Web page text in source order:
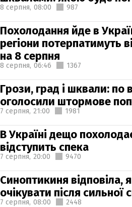
8 серпня, 08:00 987
Похолодання йде в
регіони потерпатимуть
на 8 серпня
8 серпня, 06:46 1367
Грози, град і шквали: по
оголосили штормове
7 серпня, 21:00 1981
В Україні дещо
відступить спека
7 серпня, 20:00 9470
Синоптикиня відповіла,
очікувати після сильної
7 серпня, 08:00 2448